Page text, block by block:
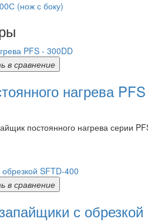
(нож с боку)
в сравнение
нагрева
постоянного нагрева серии
в сравнение
с